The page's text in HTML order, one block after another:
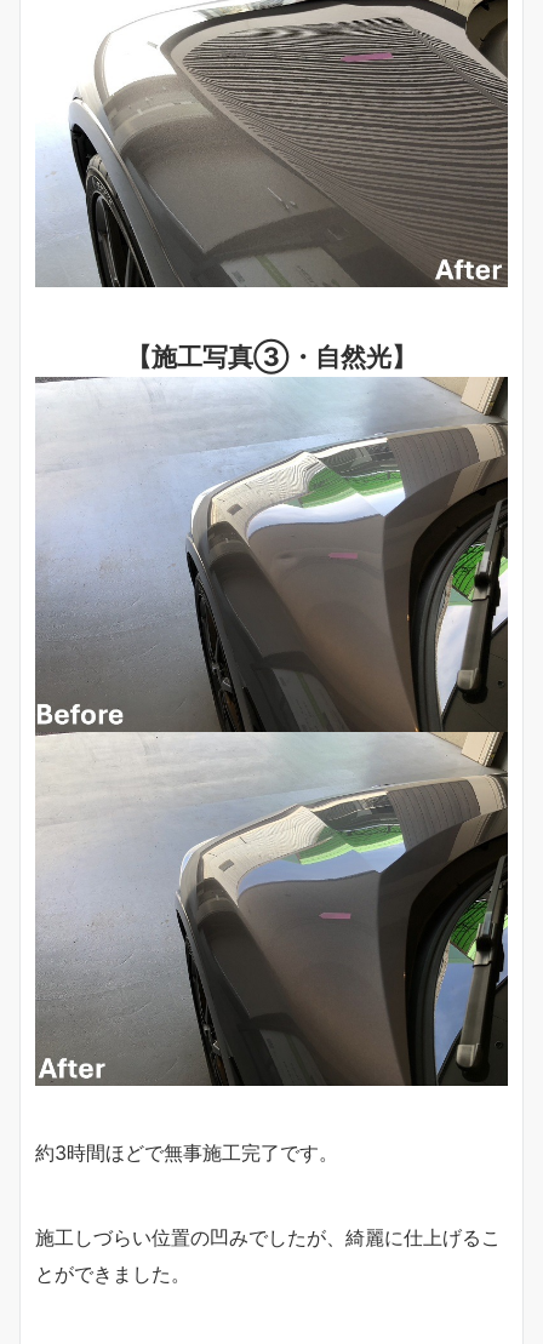
【施工写真③・自然光】
約3時間ほどで無事施工完了です。
施工しづらい位置の凹みでしたが、綺麗に仕上げるこ
とができました。